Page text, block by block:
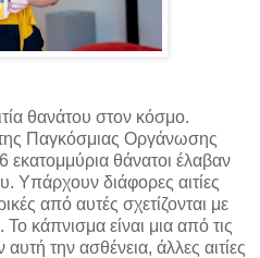
θανάτου στον κόσμο.
της Παγκόσμιας Οργάνωσης
θάνατοι έλαβαν
Υπάρχουν διάφορες αιτίες
από αυτές σχετίζονται με
κάπνισμα είναι μια από τις
την ασθένεια, άλλες αιτίες